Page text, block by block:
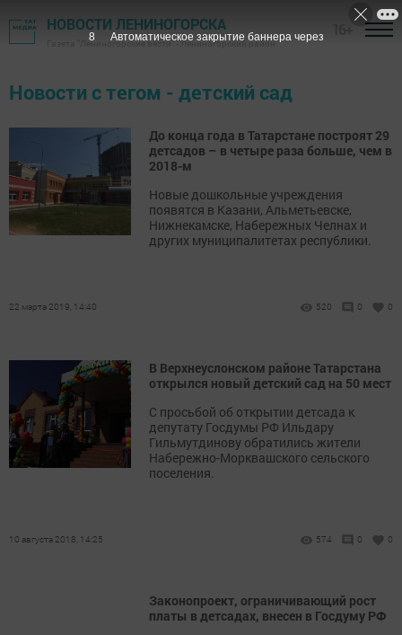
НОВОСТИ ЛЕНИНОГОРСКА
Газета "Лениногорские вести" - Лениногорский район
Новости с тегом - детский сад
До конца года в Татарстане построят 29
детсадов – в четыре раза больше, чем в
2018-м
Новые дошкольные учреждения
появятся в Казани, Альметьевске,
Нижнекамске, Набережных Челнах и
других муниципалитетах республики.
22 марта 2019, 14:40 520 0 0
В Верхнеуслонском районе Татарстана
открылся новый детский сад на 50 мест
С просьбой об открытии детсада к
депутату Госдумы РФ Ильдару
Гильмутдинову обратились жители
Набережно-Морквашского сельского
поселения.
10 августа 2018, 14:25 574 0 0
Законопроект, ограничивающий рост
платы в детсадах, внесен в Госдуму РФ
7 Автоматическое закрытие баннера через